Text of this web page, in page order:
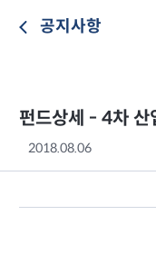
공지사항
펀드상세 - 4차 산
2018.08.06